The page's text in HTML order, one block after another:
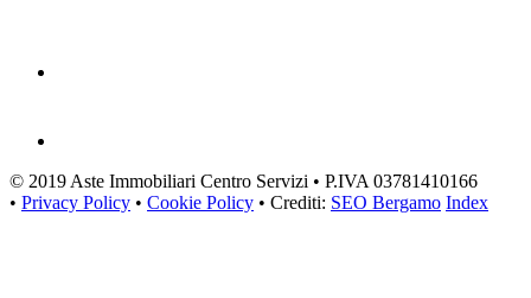
© 2019 Aste Immobiliari Centro Servizi • P.IVA 03781410166
• Privacy Policy • Cookie Policy • Crediti: SEO Bergamo Index